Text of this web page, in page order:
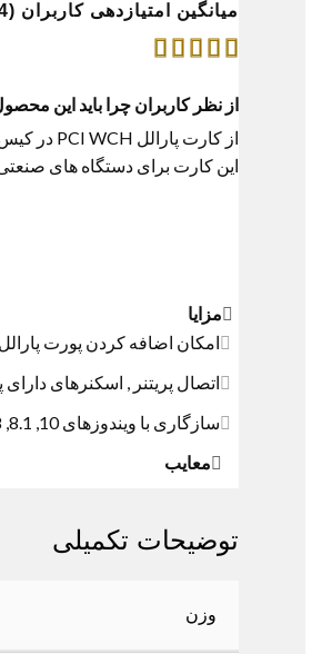
میانگین امتیازدهی کاربران (524)
از نظر کاربران چرا باید این محصول
این کارت برای دستگاه های صنعتی
مزایا
امکان اضافه کردن پورت پارالل
اتصال پریتنر , اسکنرهای دارای پورت
سازگاری با ویندوزهای 10, 8.1, 8, 7, XP
معایب
توضیحات تکمیلی
وزن